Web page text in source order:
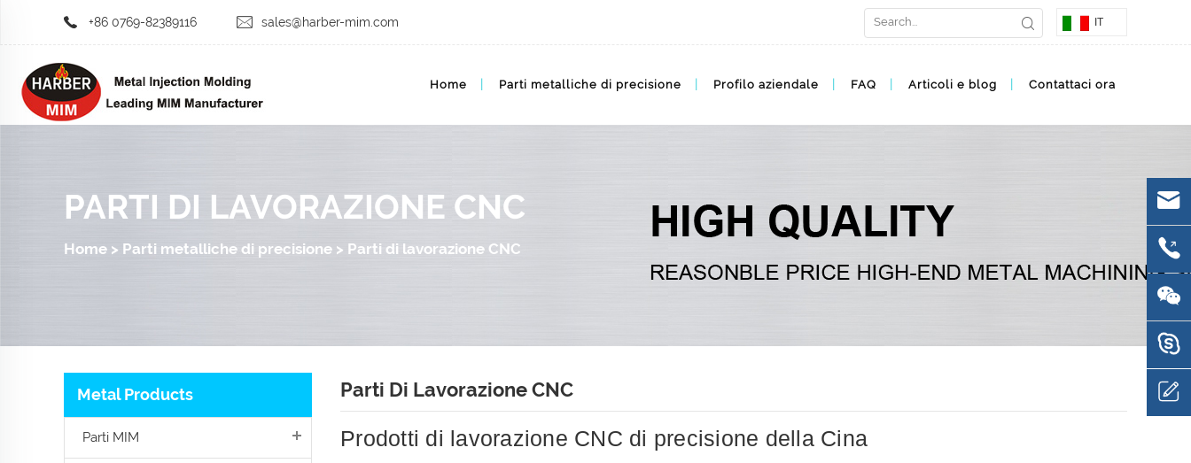
+86 0769-82389116 sales@harber-mim.com IT
Home Parti metalliche di precisione Profilo aziendale FAQ Articoli e blog Contattaci ora
PARTI DI LAVORAZIONE CNC
Home > Parti metalliche di precisione > Parti di lavorazione CNC
Metal Products
Parti MIM
Parti Di Lavorazione CNC
Prodotti di lavorazione CNC di precisione della Cina